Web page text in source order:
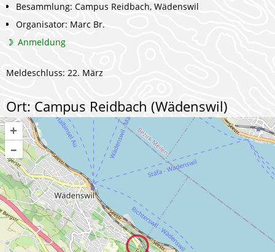
Besammlung: Campus Reidbach, Wädenswil
Organisator: Marc Br.
Anmeldung
Meldeschluss: 22. März
Ort: Campus Reidbach (Wädenswil)
+
–